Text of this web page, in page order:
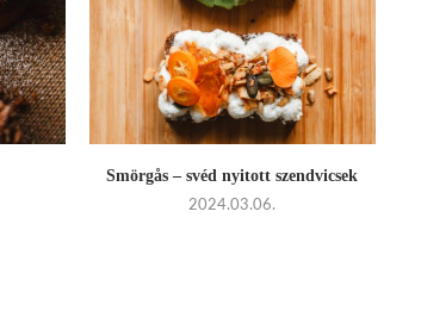
Smörgås – svéd nyitott szendvicsek
2024.03.06.